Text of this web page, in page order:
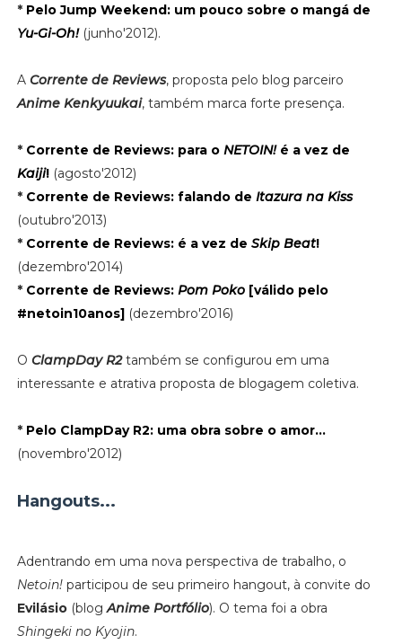
* Pelo Jump Weekend: um pouco sobre o mangá de
Yu-Gi-Oh!(junho'2012).
A Corrente de Reviews, proposta pelo blog parceiro
Anime Kenkyuukai, também marca forte presença.
* Corrente de Reviews: para o NETOIN!é a vez de
Kaiji!(agosto'2012)
* Corrente de Reviews: falando de Itazura na Kiss
(outubro'2013)
* Corrente de Reviews: é a vez de Skip Beat!
(dezembro'2014)
* Corrente de Reviews: Pom Poko[válido pelo
#netoin10anos](dezembro'2016)
O ClampDay R2também se configurou em uma
interessante e atrativa proposta de blogagem coletiva.
* Pelo ClampDay R2: uma obra sobre o amor...
(novembro'2012)
Hangouts...
Adentrando em uma nova perspectiva de trabalho, o
Netoin!participou de seu primeiro hangout, à convite do
Evilásio(blogAnime Portfólio). O tema foi a obra
Shingeki no Kyojin.